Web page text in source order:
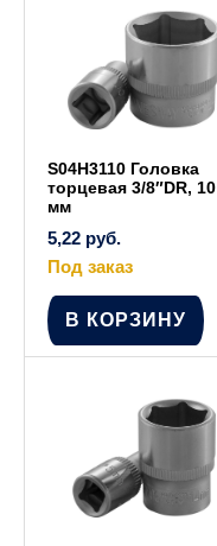
S04H3110 Головка
торцевая 3/8″DR, 10
мм
5,22 руб.
Под заказ
В КОРЗИНУ